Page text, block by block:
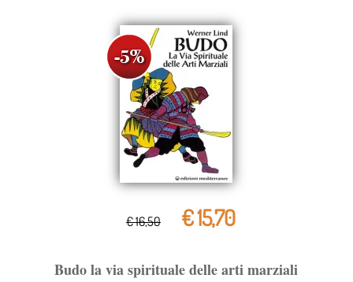
€ 16,50 € 15,70
Budo la via spirituale delle arti marziali